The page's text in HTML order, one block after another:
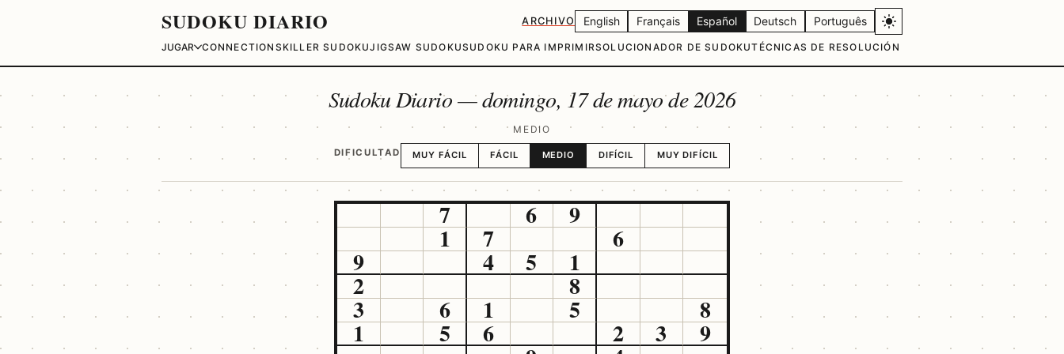
SUDOKU DIARIO ARCHIVO English Français Español Deutsch Português
JUGAR CONNECTIONS KILLER SUDOKUJIGSAW SUDOKUSUDOKU PARA IMPRIMIRSOLUCIONADOR DE SUDOKUTÉCNICAS DE RESOLUCIÓN
Sudoku Diario —domingo, 17 de mayo de 2026
MEDIO
DIFICULTAD MUY FÁCIL FÁCIL MEDIO DIFÍCIL MUY DIFÍCIL
7 6 9
1 7 6
9 4 5 1
2 8
3 6 1 5 8
1 5 6 2 3 9